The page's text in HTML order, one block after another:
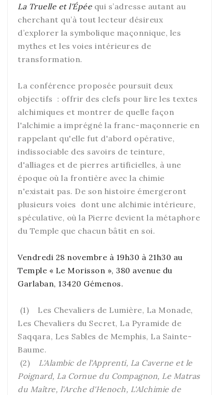
La Truelle et l'Épéequi s’adresse autant au
cherchant qu’à tout lecteur désireux
d’explorer la symbolique maçonnique, les
mythes et les voies intérieures de
transformation.
La conférence proposée poursuit deux
objectifs : offrir des clefs pour lire les textes
alchimiques et montrer de quelle façon
l'alchimie a imprégné la franc-maçonnerie en
rappelant qu'elle fut d'abord opérative,
indissociable des savoirs de teinture,
d'alliages et de pierres artificielles, à une
époque où la frontière avec la chimie
n'existait pas. De son histoire émergeront
plusieurs voies dont une alchimie intérieure,
spéculative, où la Pierre devient la métaphore
du Temple que chacun bâtit en soi.
Vendredi 28 novembre à 19h30 à 21h30 au
Temple « Le Morisson », 380 avenue du
Garlaban, 13420 Gémenos.
(1) Les Chevaliers de Lumière, La Monade,
Les Chevaliers du Secret, La Pyramide de
Saqqara, Les Sables de Memphis, La Sainte-
Baume.
(2) L'Alambic de l'Apprenti, La Caverne et le
Poignard, La Cornue du Compagnon, Le Matras
du Maître, l'Arche d'Henoch, L'Alchimie de